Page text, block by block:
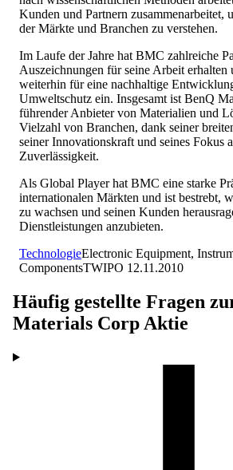
Kunden und Partnern zusammenarbeitet,
der Märkte und Branchen zu verstehen.
Im Laufe der Jahre hat BMC zahlreiche
Auszeichnungen für seine Arbeit erhalten
weiterhin für eine nachhaltige
Umweltschutz ein. Insgesamt ist BenQ
führender Anbieter von Materialien und
Vielzahl von Branchen, dank seiner
seiner Innovationskraft und seines Fokus
Zuverlässigkeit.
Als Global Player hat BMC eine starke
internationalen Märkten und ist bestrebt,
zu wachsen und seinen Kunden
Dienstleistungen anzubieten.
TechnologieElectronic Equipment,
ComponentsTWIPO 12.11.2010
Häufig gestellte Fragen
Materials Corp Aktie